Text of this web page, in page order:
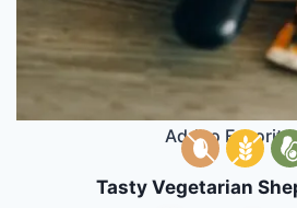
Add to
Tasty Vegetarian